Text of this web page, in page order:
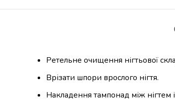
Ретельне очищення нігтьової
Врізати шпори врослого нігтя.
Накладення тампонад між нігтем